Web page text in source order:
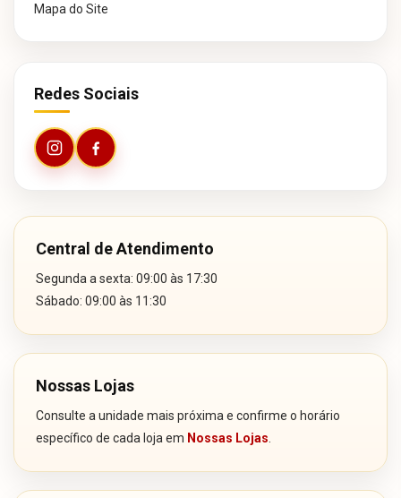
Mapa do Site
Redes Sociais
Central de Atendimento
Segunda a sexta: 09:00 às 17:30
Sábado: 09:00 às 11:30
Nossas Lojas
Consulte a unidade mais próxima e confirme o horário
específico de cada loja em Nossas Lojas